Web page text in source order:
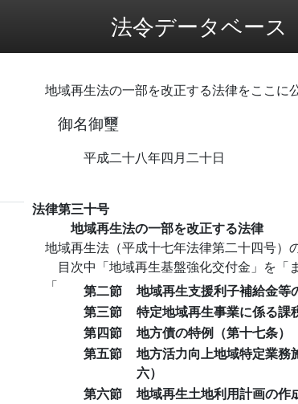
法令データベース
地域再生法の一部を改正する法律をここに
御名御璽
平成二十八年四月二十日
法律第三十号
地域再生法の一部を改正する法律
地域再生法（平成十七年法律第二十四号）
目次中「地域再生基盤強化交付金」を「
「
第二節
地域再生支援利子補給金等
第三節
特定地域再生事業に係る課
第四節
地方債の特例（第十七条）
第五節
地方活力向上地域特定業
六）
第六節
地域再生土地利用計画の作